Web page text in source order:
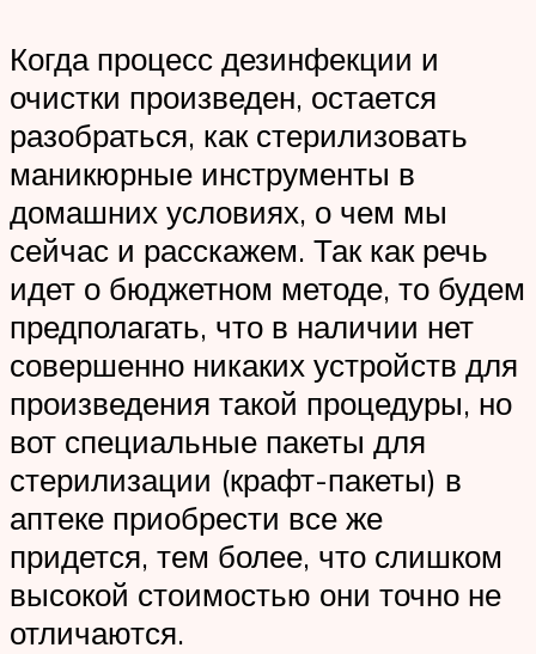
Когда процесс дезинфекции и
очистки произведен, остается
разобраться, как стерилизовать
маникюрные инструменты в
домашних условиях, о чем мы
сейчас и расскажем. Так как речь
идет о бюджетном методе, то будем
предполагать, что в наличии нет
совершенно никаких устройств для
произведения такой процедуры, но
вот специальные пакеты для
стерилизации (крафт-пакеты) в
аптеке приобрести все же
придется, тем более, что слишком
высокой стоимостью они точно не
отличаются.